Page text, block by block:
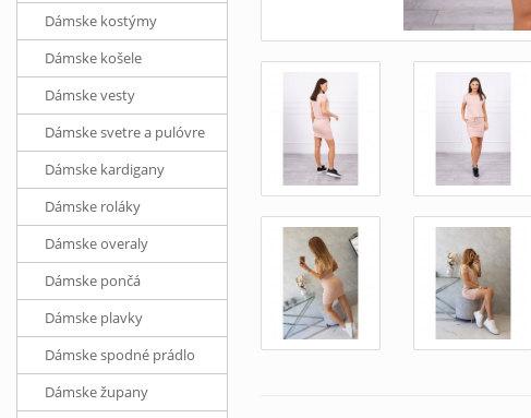
Dámske kostýmy
Dámske košele
Dámske vesty
Dámske svetre a pulóvre
Dámske kardigany
Dámske roláky
Dámske overaly
Dámske pončá
Dámske plavky
Dámske spodné prádlo
Dámske župany